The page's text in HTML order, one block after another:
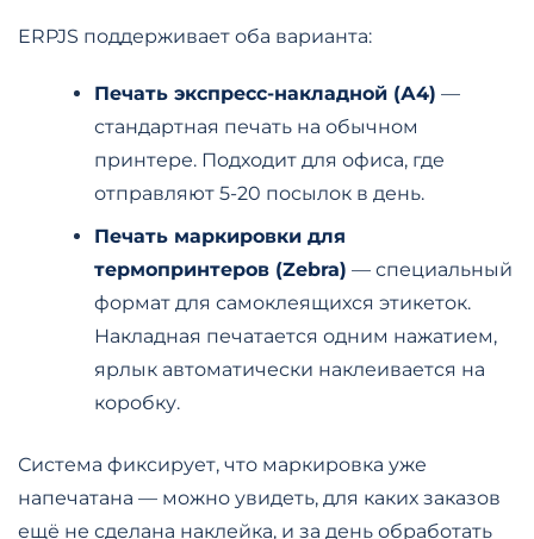
ERPJS поддерживает оба варианта:
Печать экспресс-накладной (А4) —
стандартная печать на обычном
принтере. Подходит для офиса, где
отправляют 5-20 посылок в день.
Печать маркировки для
термопринтеров (Zebra) — специальный
формат для самоклеящихся этикеток.
Накладная печатается одним нажатием,
ярлык автоматически наклеивается на
коробку.
Система фиксирует, что маркировка уже
напечатана — можно увидеть, для каких заказов
ещё не сделана наклейка, и за день обработать